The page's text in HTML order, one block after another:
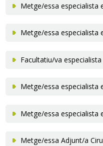
Metge/essa especialista
Metge/essa especialista
Facultatiu/va
Metge/essa especialista
Metge/essa especialista
Metge/essa Adjunt/a